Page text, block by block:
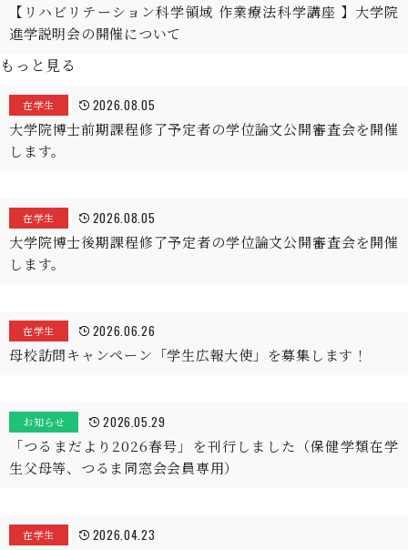
【リハビリテーション科学領域 作業療法科学講座 】大学院
進学説明会の開催について
もっと見る
在学生 2026.08.05
大学院博士前期課程修了予定者の学位論文公開審査会を開催
します。
在学生 2026.08.05
大学院博士後期課程修了予定者の学位論文公開審査会を開催
します。
在学生 2026.06.26
母校訪問キャンペーン「学生広報大使」を募集します！
お知らせ 2026.05.29
「つるまだより2026春号」を刊行しました（保健学類在学
生父母等、つるま同窓会会員専用）
在学生 2026.04.23